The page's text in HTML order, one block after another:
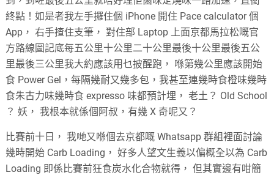
終點！如是者我左手攞住個 iPhone 開住 Pace calculator 個
App， 右手揸住支筆， 對住部 Laptop 上面京都馬拉松嘅官
方路線圖記底每五公里十公里二十公里最後十公里最後五公
里最後三公里我大約應該用乜披醒跑， 喺第幾公里應該開始
食 Power Gel，每隔幾耐又幾多包，我甚至連幾時食橙味幾時
食朱古力味幾時食 expresso 味都預計埋， 老土？ Old School
？ 妖， 我根本就係個阿叔，有幾 X 奇呢又？
比賽前十日， 我哋又喺個去京都嘅 Whatsapp 群組裡面討論
幾時開始 Carb Loading， 好多人望文生義以偏概全以為 Carb
Loading 即係比賽前狂食炭水化合物就得， 但其實邊有咁簡